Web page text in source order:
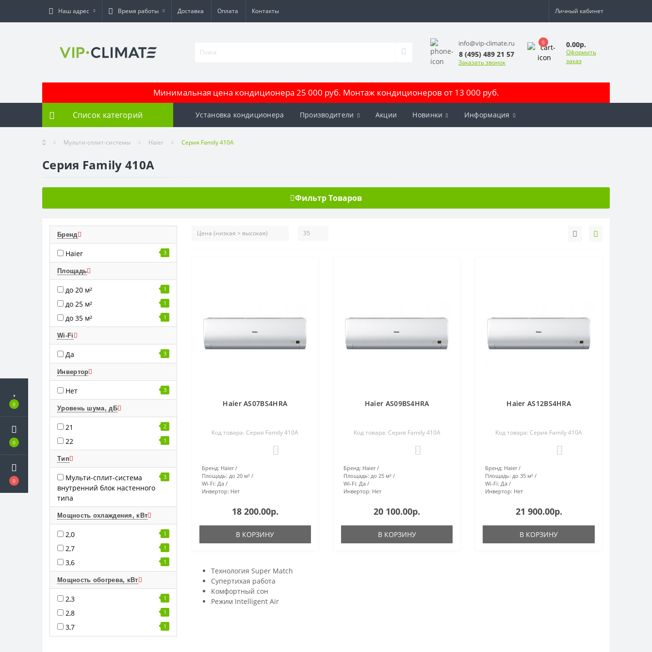
0
0
0
Наш адрес Время работы Доставка Оплата Контакты Личный кабинет
info@vip-climate.ru
8 (495) 489 21 57
Заказать звонок
0 0.00р.
Оформить
заказ
Минимальная цена кондиционера 25 000 руб. Монтаж кондиционеров от 13 000 руб.
Список категорий Установка кондиционера Производители Акции Новинки Информация
Мульти-сплит-системы Haier Серия Family 410A
Серия Family 410A
Фильтр Товаров
Бренд
Haier 3
Площадь
до 20 м² 1
до 25 м² 1
до 35 м² 1
Wi-Fi
Да 3
Инвертор
Нет 3
Уровень шума, дБ
21 2
22 1
Тип
Мульти-сплит-система
внутренний блок настенного
типа
3
Мощность охлаждения, кВт
2,0 1
2,7 1
3,6 1
Мощность обогрева, кВт
2,3 1
2,8 1
3,7 1
Haier AS07BS4HRA
Код товара: Серия Family 410A
Бренд: Haier
Площадь: до 20 м²
Wi-Fi: Да
Инвертор: Нет
18 200.00р.
В КОРЗИНУ
Haier AS09BS4HRA
Код товара: Серия Family 410A
Бренд: Haier
Площадь: до 25 м²
Wi-Fi: Да
Инвертор: Нет
20 100.00р.
В КОРЗИНУ
Haier AS12BS4HRA
Код товара: Серия Family 410A
Бренд: Haier
Площадь: до 35 м²
Wi-Fi: Да
Инвертор: Нет
21 900.00р.
В КОРЗИНУ
Технология Super Match
Супертихая работа
Комфортный сон
Режим Intelligent Air